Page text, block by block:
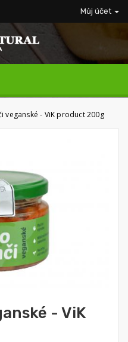
Můj účet
veganské - ViK product 200g
- ViK